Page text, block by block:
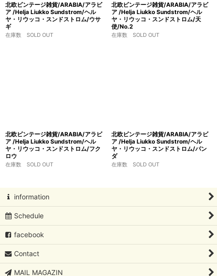
北欧ビンテージ雑貨/ARABIA/アラビ
ア /Helja Liukko Sundstrom/ヘル
ヤ・リウッコ・スンドストロム/ウサ
ギ
在庫数 SOLD OUT
北欧ビンテージ雑貨/ARABIA/アラビ
ア /Helja Liukko Sundstrom/ヘル
ヤ・リウッコ・スンドストロム/天
使/No.2
在庫数 SOLD OUT
北欧ビンテージ雑貨/ARABIA/アラビ
ア /Helja Liukko Sundstrom/ヘル
ヤ・リウッコ・スンドストロム/フク
ロウ
在庫数 SOLD OUT
北欧ビンテージ雑貨/ARABIA/アラビ
ア /Helja Liukko Sundstrom/ヘル
ヤ・リウッコ・スンドストロム/パン
ダ
在庫数 SOLD OUT
information
Schedule
facebook
Contact
MAIL MAGAZIN